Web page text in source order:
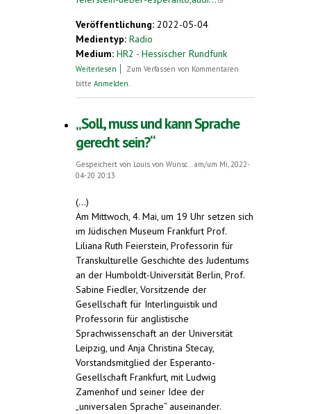
Veröffentlichung: 2022-05-04
Medientyp: Radio
Medium: HR2 - Hessischer Rundfunk
Weiterlesen über Liliana Ruth Feierstein über
Zum Verfassen von Kommentaren
bitte Anmelden.
„Soll, muss und kann Sprache
gerecht sein?“
Gespeichert von Louis von Wunsc...am/um Mi, 2022-
04-20 20:13
(...)
Am Mittwoch, 4. Mai, um 19 Uhr setzen sich
im Jüdischen Museum Frankfurt Prof.
Liliana Ruth Feierstein, Professorin für
Transkulturelle Geschichte des Judentums
an der Humboldt-Universität Berlin, Prof.
Sabine Fiedler, Vorsitzende der
Gesellschaft für Interlinguistik und
Professorin für anglistische
Sprachwissenschaft an der Universität
Leipzig, und Anja Christina Stecay,
Vorstandsmitglied der Esperanto-
Gesellschaft Frankfurt, mit Ludwig
Zamenhof und seiner Idee der
„universalen Sprache“ auseinander.